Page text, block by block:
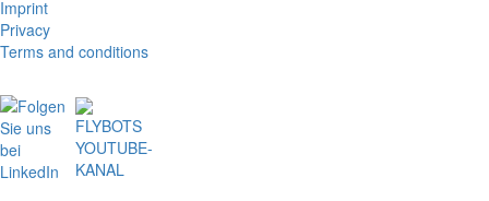
Imprint
Privacy
Terms and conditions